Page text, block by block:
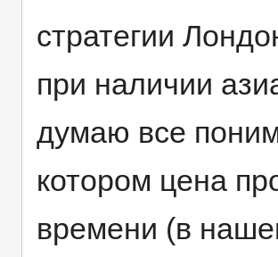
стратегии
при наличии
думаю все
котором цена
времени (в